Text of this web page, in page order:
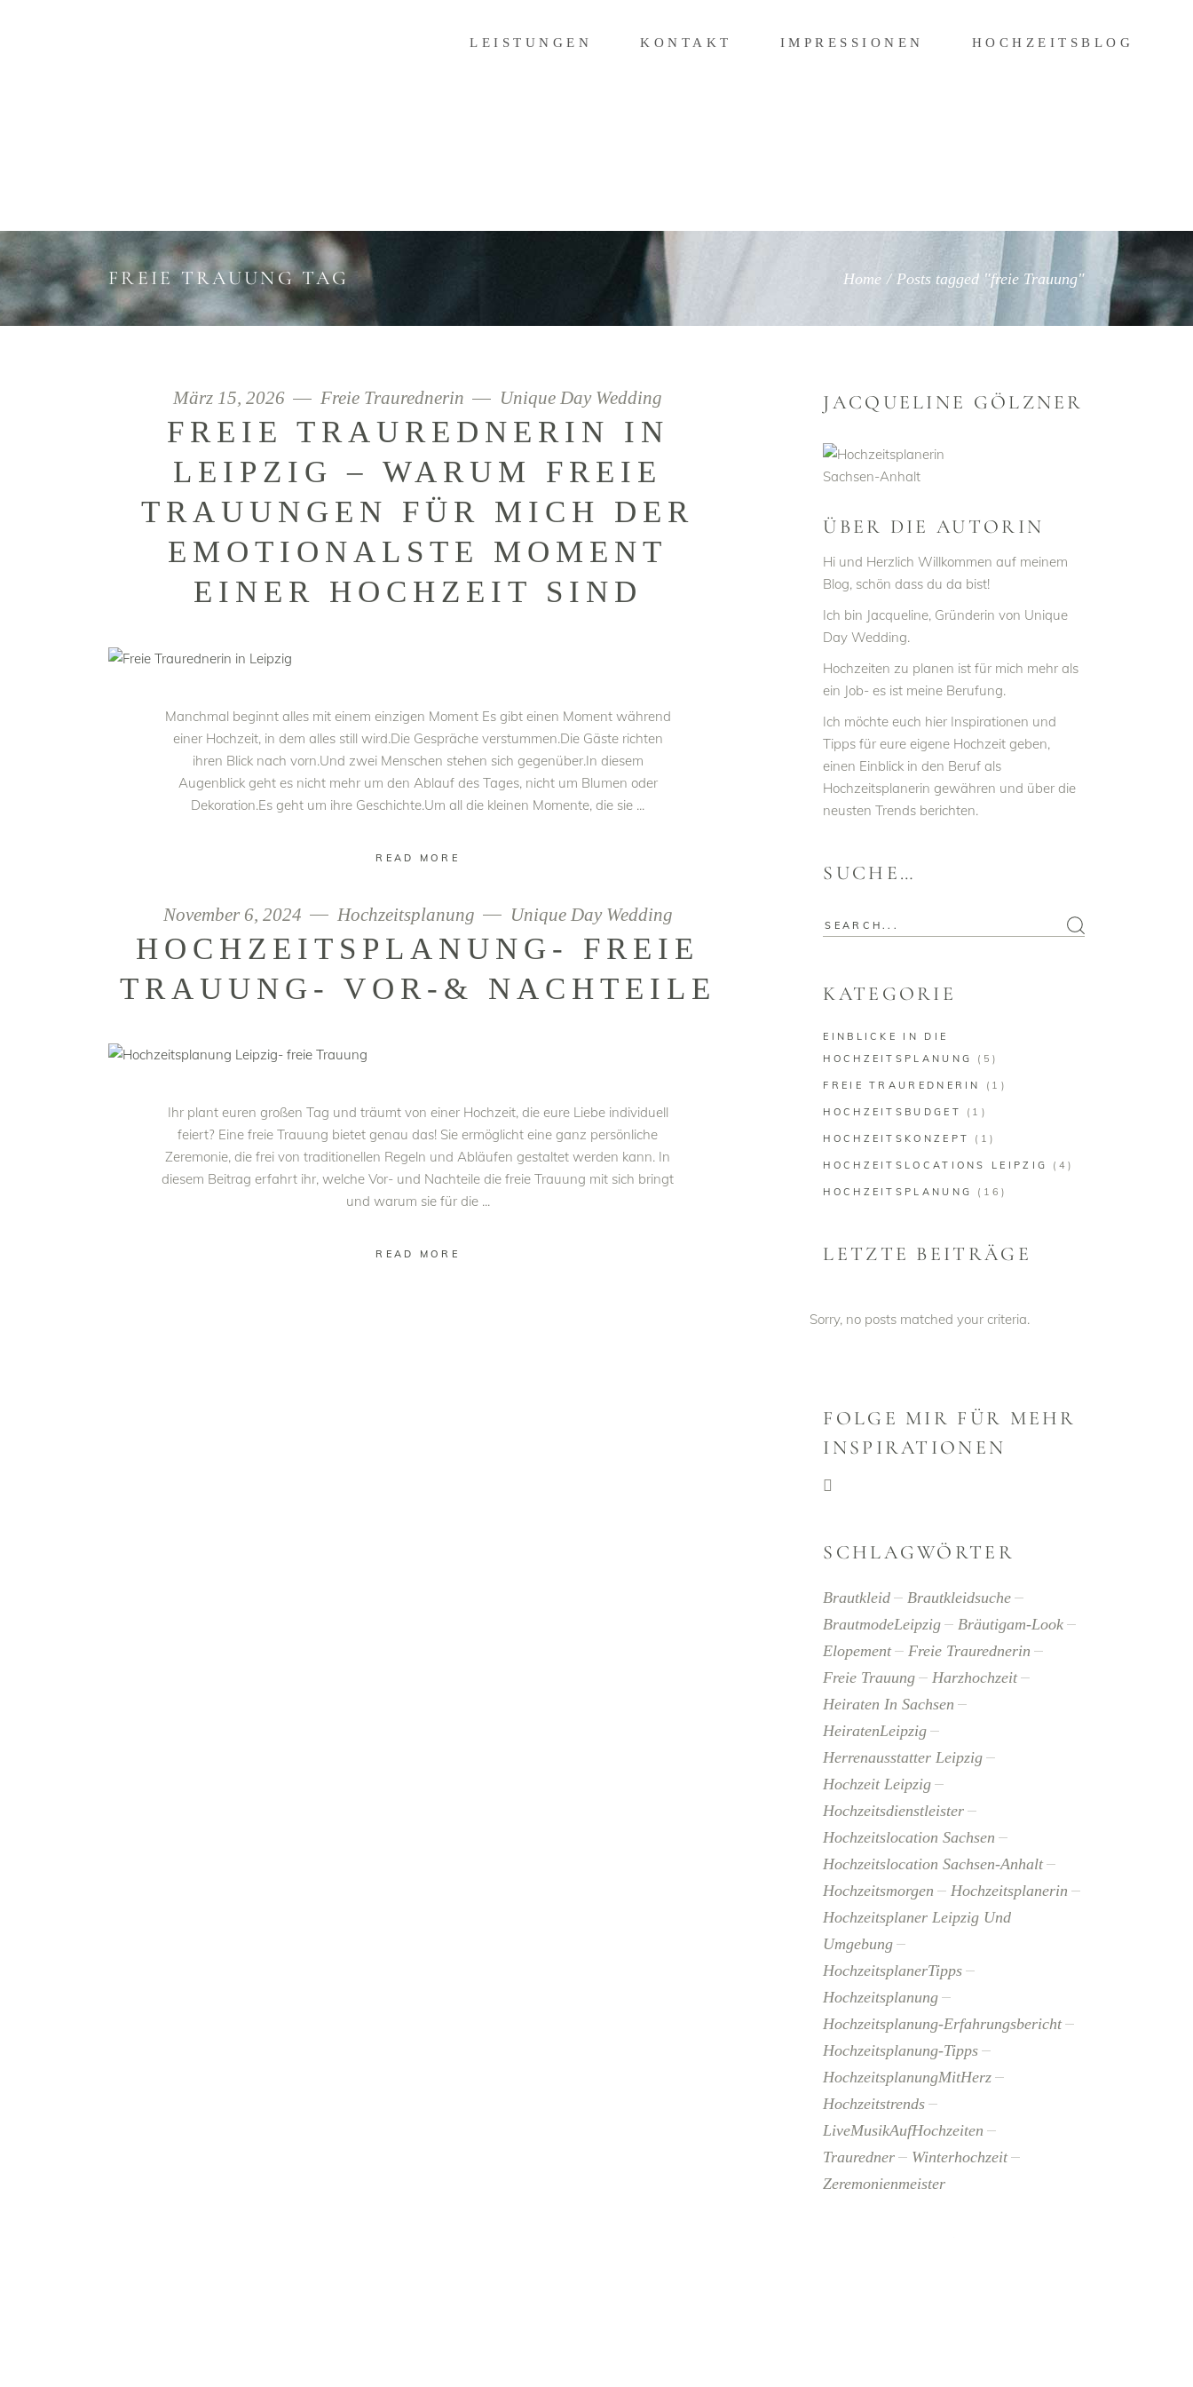
LEISTUNGEN KONTAKT IMPRESSIONEN HOCHZEITSBLOG
FREIE TRAUUNG TAG Home/Posts tagged "freie Trauung"
März 15, 2026 Freie Traurednerin Unique Day Wedding
FREIE TRAUREDNERIN IN
LEIPZIG – WARUM FREIE
TRAUUNGEN FÜR MICH DER
EMOTIONALSTE MOMENT
EINER HOCHZEIT SIND
Manchmal beginnt alles mit einem einzigen Moment Es gibt einen Moment während
einer Hochzeit, in dem alles still wird.Die Gespräche verstummen.Die Gäste richten
ihren Blick nach vorn.Und zwei Menschen stehen sich gegenüber.In diesem
Augenblick geht es nicht mehr um den Ablauf des Tages, nicht um Blumen oder
Dekoration.Es geht um ihre Geschichte.Um all die kleinen Momente, die sie
READ MORE
November 6, 2024 Hochzeitsplanung Unique Day Wedding
HOCHZEITSPLANUNG- FREIE
TRAUUNG- VOR-& NACHTEILE
Ihr plant euren großen Tag und träumt von einer Hochzeit, die eure Liebe individuell
feiert? Eine freie Trauung bietet genau das! Sie ermöglicht eine ganz persönliche
Zeremonie, die frei von traditionellen Regeln und Abläufen gestaltet werden kann. In
diesem Beitrag erfahrt ihr, welche Vor- und Nachteile die freie Trauung mit sich bringt
und warum sie für die
READ MORE
JACQUELINE GÖLZNER
ÜBER DIE AUTORIN
Hi und Herzlich Willkommen auf meinem
Blog, schön dass du da bist!
Ich bin Jacqueline, Gründerin von Unique
Day Wedding.
Hochzeiten zu planen ist für mich mehr als
ein Job- es ist meine Berufung.
Ich möchte euch hier Inspirationen und
Tipps für eure eigene Hochzeit geben,
einen Einblick in den Beruf als
Hochzeitsplanerin gewähren und über die
neusten Trends berichten.
SUCHE…
Search
KATEGORIE
EINBLICKE IN DIE
HOCHZEITSPLANUNG
(5)
FREIE TRAUREDNERIN (1)
HOCHZEITSBUDGET (1)
HOCHZEITSKONZEPT (1)
HOCHZEITSLOCATIONS LEIPZIG (4)
HOCHZEITSPLANUNG (16)
LETZTE BEITRÄGE
Sorry, no posts matched your criteria.
FOLGE MIR FÜR MEHR
INSPIRATIONEN
SCHLAGWÖRTER
Brautkleid
Brautkleidsuche
BrautmodeLeipzig
Bräutigam-Look
Elopement
Freie Traurednerin
Freie Trauung
Harzhochzeit
Heiraten In Sachsen
HeiratenLeipzig
Herrenausstatter Leipzig
Hochzeit Leipzig
Hochzeitsdienstleister
Hochzeitslocation Sachsen
Hochzeitslocation Sachsen-Anhalt
Hochzeitsmorgen
Hochzeitsplanerin
Hochzeitsplaner Leipzig Und
Umgebung
HochzeitsplanerTipps
Hochzeitsplanung
Hochzeitsplanung-Erfahrungsbericht
Hochzeitsplanung-Tipps
HochzeitsplanungMitHerz
Hochzeitstrends
LiveMusikAufHochzeiten
Trauredner
Winterhochzeit
Zeremonienmeister